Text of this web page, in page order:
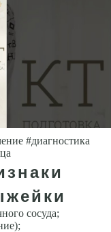
#диагностика
сосуда;